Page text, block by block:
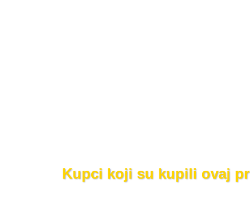
Kupci koji su kupili ovaj